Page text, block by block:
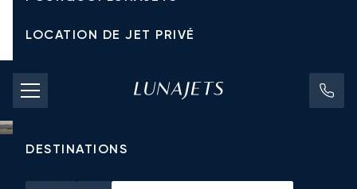
LOCATION DE JET PRIVÉ
TARIFS D'AFFRÈTEMENT
JETS PRIVÉS
DESTINATIONS